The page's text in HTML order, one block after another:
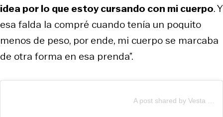
idea por lo que estoy cursando con mi cuerpo. Y
esa falda la compré cuando tenía un poquito
menos de peso, por ende, mi cuerpo se marcaba
de otra forma en esa prenda”.